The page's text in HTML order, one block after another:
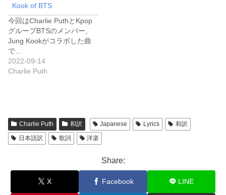
Kook of BTS
今回はCharlie PuthとKpop
グループBTSのメンバー、
Jung Kookがコラボした曲
で…
2022-09-14
Charlie Puth
Charlie Puth 和訳 Japanese Lyrics
和訳
日本語訳
歌詞 洋楽
Share:
X Facebook LINE